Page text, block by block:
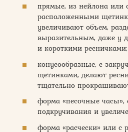
прямые, из нейлона или
расположенными
увеличивают объем,
выразительным, даже у
и короткими ресничками;
конусообразные, с
щетинками, делают
тщательно
форма «песочные часы»,
подкручивания и
форма «расчески» или с